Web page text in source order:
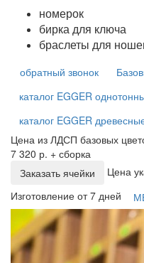
номерок
бирка для ключа
браслеты для
обратный звонок
каталог EGGER
каталог EGGER
Цена из ЛДСП базовых
7 320 р. + сборка
Заказать ячейки
Цена
Изготовление от 7 дней